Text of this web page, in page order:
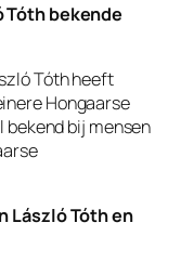
bekende
Tóth heeft
Hongaarse
bekend bij mensen
László Tóth en